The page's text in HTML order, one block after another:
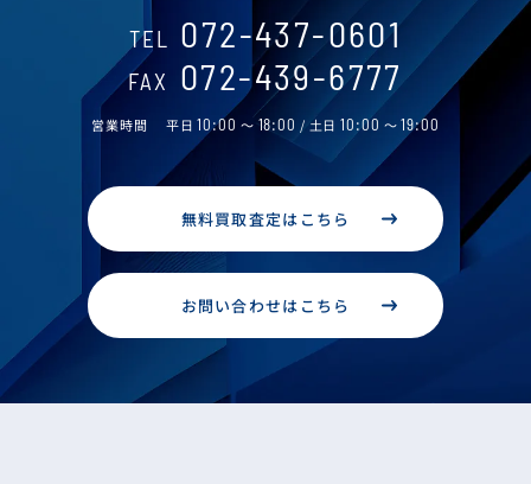
TEL 072-437-0601
FAX 072-439-6777
営業時間 平日10:00 ～ 18:00 / 土日10:00 ～19:00
無料買取査定はこちら
お問い合わせはこちら